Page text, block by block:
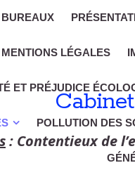
BUREAUX
MENTIONS LÉGALES
ET PRÉJUDICE
POLLUTION DES
: Contentieux de